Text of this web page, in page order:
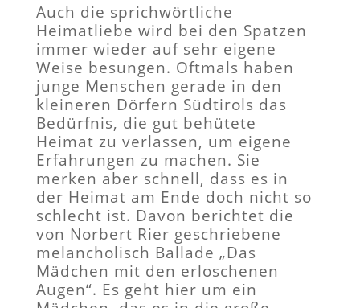
Auch die sprichwörtliche
Heimatliebe wird bei den Spatzen
immer wieder auf sehr eigene
Weise besungen. Oftmals haben
junge Menschen gerade in den
kleineren Dörfern Südtirols das
Bedürfnis, die gut behütete
Heimat zu verlassen, um eigene
Erfahrungen zu machen. Sie
merken aber schnell, dass es in
der Heimat am Ende doch nicht so
schlecht ist. Davon berichtet die
von Norbert Rier geschriebene
melancholisch Ballade „Das
Mädchen mit den erloschenen
Augen“. Es geht hier um ein